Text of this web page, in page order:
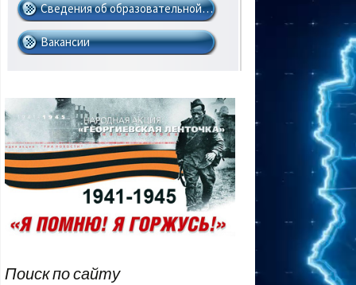
Use Left/
advance
arrows to
Сведения об образовательной…
Вакансии
Поиск по сайту